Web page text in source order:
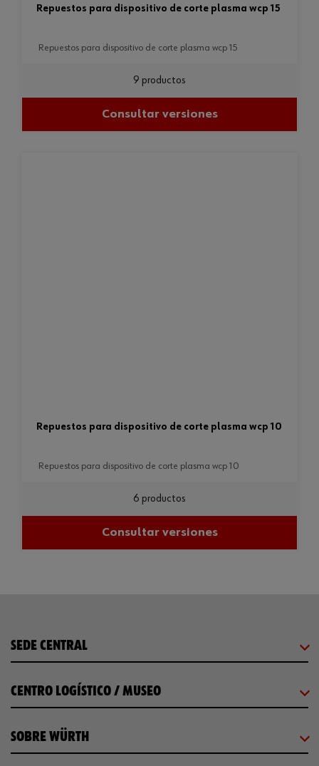
repuestos para dispositivo de corte plasma wcp 15
repuestos para dispositivo de corte plasma wcp 15
9 productos
Consultar versiones
repuestos para dispositivo de corte plasma wcp 10
repuestos para dispositivo de corte plasma wcp 10
6 productos
Consultar versiones
SEDE CENTRAL
CENTRO LOGÍSTICO / MUSEO
SOBRE WÜRTH